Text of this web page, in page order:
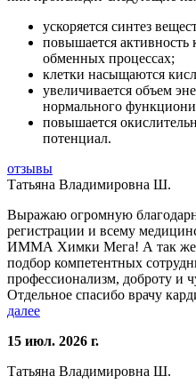
ускоряется синтез
повышается
обменных процессах;
клетки насыщаются
увеличивается объем
нормального
повышается
потенциал.
отзывы
Татьяна Владимировна Ш.
Выражаю огромную
регистрации и всему
ИММА Химки Мега! А так же
подбор компетентных
профессионализм, доброту и
Отдельное спасибо врачу
далее
15 июл. 2026 г.
Татьяна Владимировна Ш.